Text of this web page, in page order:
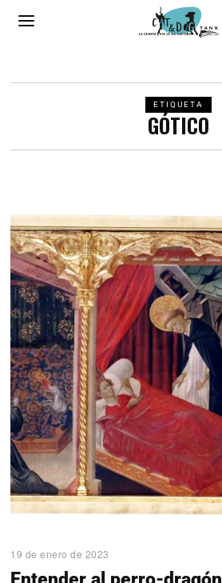
ETIQUETA
GÓTICO
19 de enero de 2023